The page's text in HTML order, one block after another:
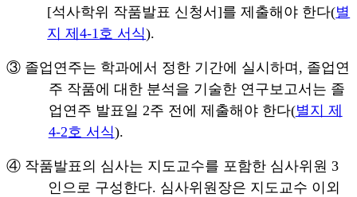
[석사학위 작품발표 신청서]를 제출해야 한다(별
지 제4-1호 서식).
③ 졸업연주는 학과에서 정한 기간에 실시하며 , 졸업연
주 작품에 대한 분석을 기술한 연구보고서는 졸
업연주 발표일 2주 전에 제출해야 한다(별지 제
4-2호 서식).
④ 작품발표의 심사는 지도교수를 포함한 심사위원 3
인으로 구성한다. 심사위원장은 지도교수 이외